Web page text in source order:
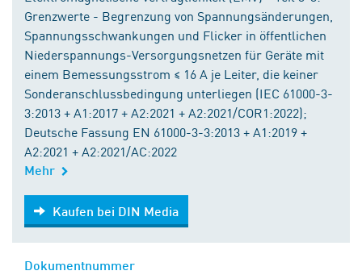
Grenzwerte - Begrenzung von Spannungsänderungen,
Spannungsschwankungen und Flicker in öffentlichen
Niederspannungs-Versorgungsnetzen für Geräte mit
einem Bemessungsstrom ≤ 16 A je Leiter, die keiner
Sonderanschlussbedingung unterliegen (IEC 61000-3-
3:2013 + A1:2017 + A2:2021 + A2:2021/COR1:2022);
Deutsche Fassung EN 61000-3-3:2013 + A1:2019 +
A2:2021 + A2:2021/AC:2022
Mehr
Kaufen bei DIN Media
Kaufen bei DIN Media